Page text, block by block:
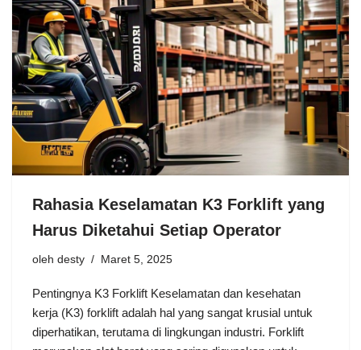
Rahasia Keselamatan K3 Forklift yang
Harus Diketahui Setiap Operator
oleh desty Maret 5, 2025
Pentingnya K3 Forklift Keselamatan dan kesehatan
kerja (K3) forklift adalah hal yang sangat krusial untuk
diperhatikan, terutama di lingkungan industri. Forklift